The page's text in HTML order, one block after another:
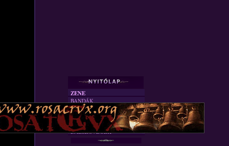
ZENE
BANDÁK
DVD
INTERJÚK
FORDÍTÁSOK
DALSZÖVEGEK